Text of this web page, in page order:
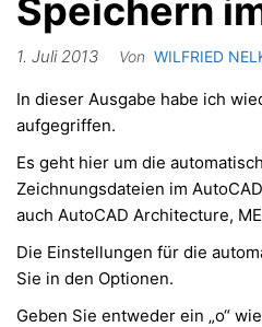
Speichern
1. Juli 2013 Von WILFRIED
In dieser Ausgabe habe ich
aufgegriffen.
Es geht hier um die
Zeichnungsdateien im
auch AutoCAD Architecture,
Die Einstellungen für die
Sie in den Optionen.
Geben Sie entweder ein „o“